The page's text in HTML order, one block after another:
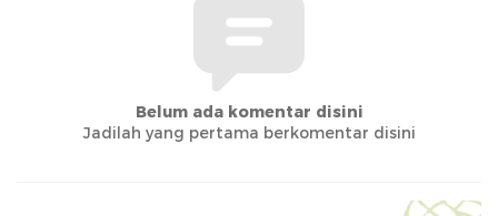
Belum ada komentar disini
Jadilah yang pertama berkomentar disini